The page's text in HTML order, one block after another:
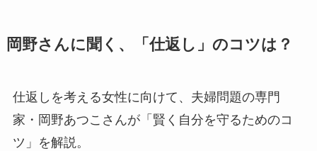
岡野さんに聞く、「仕返し」のコツは？
仕返しを考える女性に向けて、夫婦問題の専門
家・岡野あつこさんが「賢く自分を守るためのコ
ツ」を解説。